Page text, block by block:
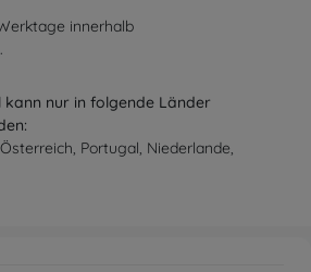
innerhalb
kann nur in folgende Länder
Portugal, Niederlande,